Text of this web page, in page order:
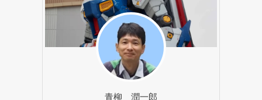
青柳 潤一郎